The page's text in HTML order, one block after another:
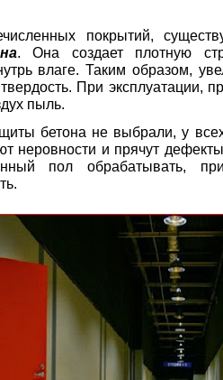
покрытий,
. Она создает плотную
влаге. Таким образом,
При эксплуатации,
пыль.
бетона не выбрали, у
неровности и прячут
пол обрабатывать,